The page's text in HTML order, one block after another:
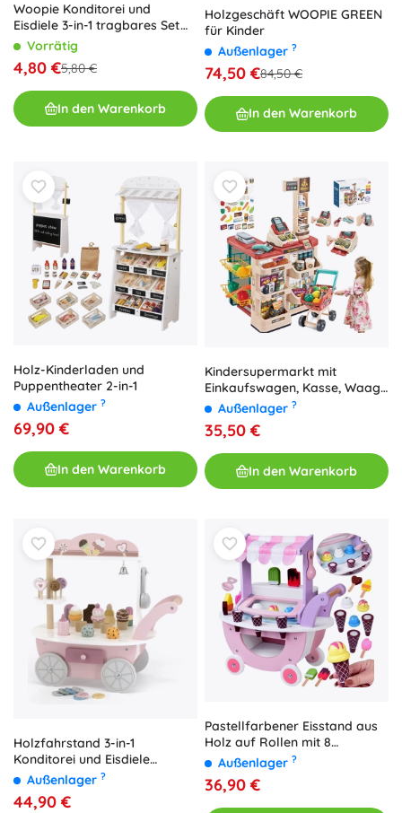
Woopie Konditorei und
Eisdiele 3-in-1 tragbares Set
mit 25 Teilen
Vorrätig
4,80 €5,80 €
In den Warenkorb
Holzgeschäft WOOPIE GREEN
für Kinder
Außenlager ?
74,50 €84,50 €
In den Warenkorb
Holz-Kinderladen und
Puppentheater 2-in-1
Außenlager ?
69,90 €
In den Warenkorb
Kindersupermarkt mit
Einkaufswagen, Kasse, Waage
und Scanner WOOPIE (48
Zubehörteile)
Außenlager ?
35,50 €
In den Warenkorb
Holzfahrstand 3-in-1
Konditorei und Eisdiele
POLARB von VIGA
Außenlager ?
44,90 €
Pastellfarbener Eisstand aus
Holz auf Rollen mit 8
Eissorten
Außenlager ?
36,90 €